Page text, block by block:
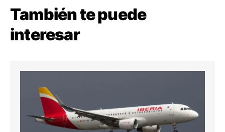
También te puede
interesar